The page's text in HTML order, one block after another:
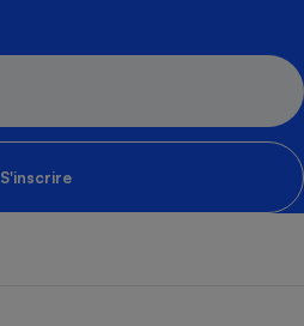
S'inscrire